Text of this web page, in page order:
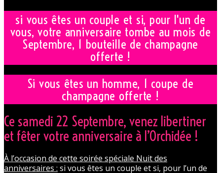
si vous êtes un couple et si, pour l'un de
vous, votre anniversaire tombe au mois de
Septembre, 1 bouteille de champagne
offerte !
Si vous êtes un homme, 1 coupe de
champagne offerte !
Ce samedi 22 Septembre, venez libertiner
et fêter votre anniversaire à l’Orchidée !
À l’occasion de cette soirée spéciale Nuit des
anniversaires : si vous êtes un couple et si, pour l’un de